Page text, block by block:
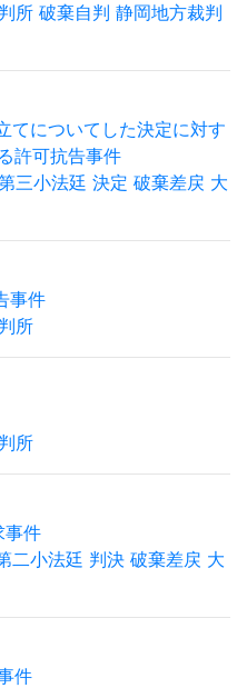
所 破棄自判 静岡地方裁判
てについてした決定に対す
許可抗告事件
三小法廷 決定 破棄差戻 大
事件
所
所
事件
二小法廷 判決 破棄差戻 大
件